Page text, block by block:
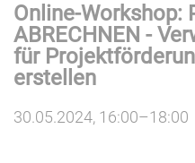
Online-Workshop:
ABRECHNEN -
für
erstellen
30.05.2024, 16:00–18:00